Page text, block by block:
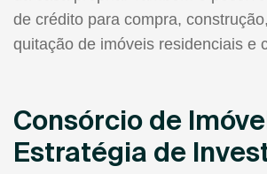
de crédito para compra,
quitação de imóveis residenciais e
Consórcio de
Estratégia de